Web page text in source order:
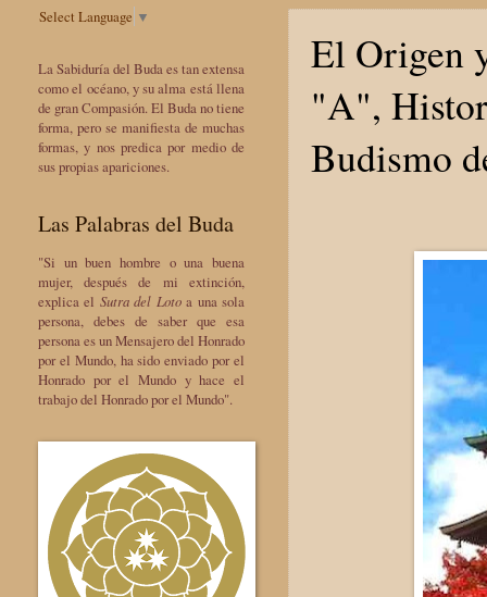
El Origen
"A",
Budismo
Select Language ▼
La Sabiduría del Buda es tan extensa
como el océano, y su alma está llena
de gran Compasión. El Buda no tiene
forma, pero se manifiesta de muchas
formas, y nos predica por medio de
sus propias apariciones.
Las Palabras del Buda
"Si un buen hombre o una buena
mujer, después de mi extinción,
explica el Sutra del Lotoa una sola
persona, debes de saber que esa
persona es un Mensajero del Honrado
por el Mundo, ha sido enviado por el
Honrado por el Mundo y hace el
trabajo del Honrado por el Mundo".